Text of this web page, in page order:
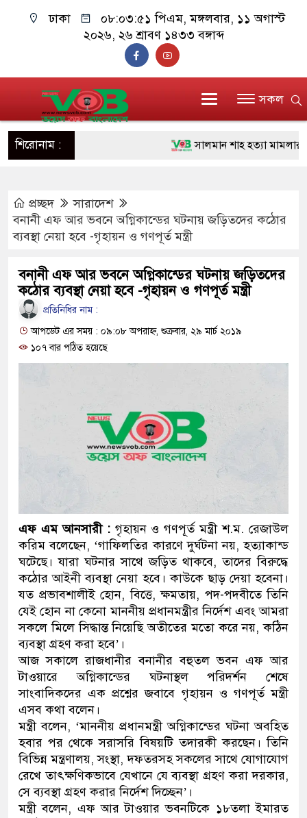
ঢাকা ০৮:০৩:৫২ পিএম, মঙ্গলবার, ১১ অগাস্ট
২০২৬, ২৬ শ্রাবণ ১৪৩৩ বঙ্গাব্দ
সকল
শিরোনাম : সালমান শাহ হত্যা মামলার
জুলাই যোদ্ধাদের পাশে
মানবিক অঙ্গীকার ধারণ করে
মাননীয় প্রধানমন্ত্রী, মন্ত্রীবর্গ ও
সিল-স্বাক্ষর জালিয়াতি চক্রের পাঁচ
উদ্ধার
জনগণ পরিবর্তন চেয়েছে
মিরপুর মডেল থানার অভিযানে
মাদক কারবারি গ্রেফতার
২৮ লাখ টাকার জাল নোটসহ
থানা পুলিশ
যেকোনো সময় বেনজীরের
প্রচ্ছদ
সারাদেশ
বনানী এফ আর ভবনে অগ্নিকান্ডের ঘটনায় জড়িতদের কঠোর
ব্যবস্থা নেয়া হবে -গৃহায়ন ও গণপূর্ত মন্ত্রী
বনানী এফ আর ভবনে অগ্নিকান্ডের ঘটনায় জড়িতদের
কঠোর ব্যবস্থা নেয়া হবে -গৃহায়ন ও গণপূর্ত মন্ত্রী
প্রতিনিধির নাম :
আপডেট এর সময় : ০৯:০৮ অপরাহ্ন, শুক্রবার, ২৯ মার্চ ২০১৯
১০৭ বার পঠিত হয়েছে
এফ এম আনসারী :গৃহায়ন ও গণপূর্ত মন্ত্রী শ.ম. রেজাউল
করিম বলেছেন, ‘গাফিলতির কারণে দুর্ঘটনা নয়, হত্যাকান্ড
ঘটেছে। যারা ঘটনার সাথে জড়িত থাকবে, তাদের বিরুদ্ধে
কঠোর আইনী ব্যবস্থা নেয়া হবে। কাউকে ছাড় দেয়া হবেনা।
যত প্রভাবশালীই হোন, বিত্তে, ক্ষমতায়, পদ-পদবীতে তিনি
যেই হোন না কেনো মাননীয় প্রধানমন্ত্রীর নির্দেশ এবং আমরা
সকলে মিলে সিদ্ধান্ত নিয়েছি অতীতের মতো করে নয়, কঠিন
ব্যবস্থা গ্রহণ করা হবে’।
আজ সকালে রাজধানীর বনানীর বহুতল ভবন এফ আর
টাওয়ারে অগ্নিকান্ডের ঘটনাস্থল পরিদর্শন শেষে
সাংবাদিকদের এক প্রশ্নের জবাবে গৃহায়ন ও গণপূর্ত মন্ত্রী
এসব কথা বলেন।
মন্ত্রী বলেন, ‘মাননীয় প্রধানমন্ত্রী অগ্নিকান্ডের ঘটনা অবহিত
হবার পর থেকে সরাসরি বিষয়টি তদারকী করছেন। তিনি
বিভিন্ন মন্ত্রণালয়, সংস্থা, দফতরসহ সকলের সাথে যোগাযোগ
রেখে তাৎক্ষণিকভাবে যেখানে যে ব্যবস্থা গ্রহণ করা দরকার,
সে ব্যবস্থা গ্রহণ করার নির্দেশ দিচ্ছেন’।
মন্ত্রী বলেন, এফ আর টাওয়ার ভবনটিকে ১৮তলা ইমারত